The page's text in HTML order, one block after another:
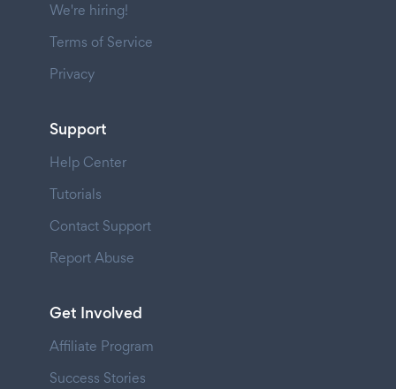
We're hiring!
Terms of Service
Privacy
Support
Help Center
Tutorials
Contact Support
Report Abuse
Get Involved
Affiliate Program
Success Stories